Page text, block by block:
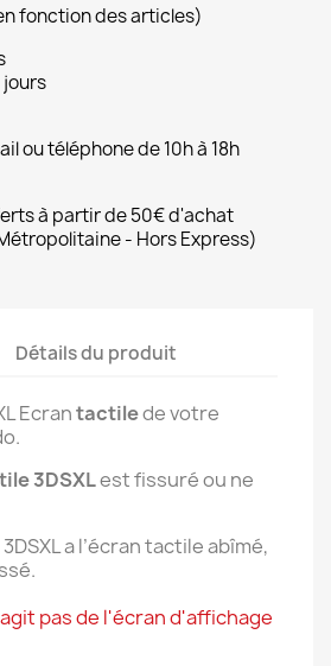
fonction des articles)
ou téléphone de 10h à 18h
à partir de 50€ d'achat
- Hors Express)
Détails du produit
Ecrantactilede votre
3DSXLest fissuré ou ne
a l’écran tactile abîmé,
pas de l'écran d'affichage